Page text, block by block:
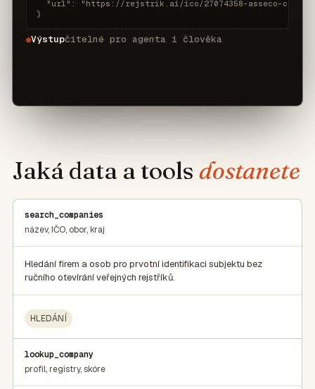
"url": "https://rejstrik.ai/ico/27074358-asseco-
}
●Výstupčitelné pro agenta i člověka
Jaká data a tools dostanete
search_companies
název, IČO, obor, kraj
Hledání firem a osob pro prvotní identifikaci subjektu bez
ručního otevírání veřejných rejstříků.
HLEDÁNÍ
lookup_company
profil, registry, skóre